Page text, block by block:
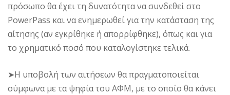
πρόσωπο θα έχει τη δυνατότητα να συνδεθεί στο
PowerPass και να ενημερωθεί για την κατάσταση της
αίτησης (αν εγκρίθηκε ή απορρίφθηκε), όπως και για
το χρηματικό ποσό που καταλογίστηκε τελικά.
➤Η υποβολή των αιτήσεων θα πραγματοποιείται
σύμφωνα με τα ψηφία του ΑΦΜ, με το οποίο θα κάνει